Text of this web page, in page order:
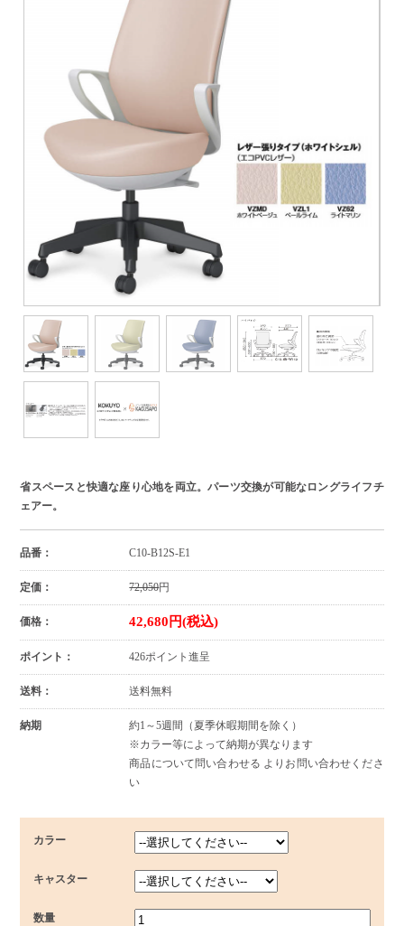
省スペースと快適な座り心地を両立。パーツ交換が可能なロングライフチ
ェアー。
品番： C10-B12S-E1
定価： 72,050円
価格： 42,680円(税込)
ポイント： 426ポイント進呈
送料： 送料無料
納期
約1～5週間（夏季休暇期間を除く）
※カラー等によって納期が異なります
商品について問い合わせる よりお問い合わせくださ
い
カラー
キャスター
数量